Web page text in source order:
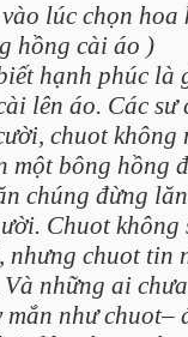
lúc chọn hoa
hồng cài áo )
hạnh phúc là
lên áo. Các sư
chuot không
một bông hồng
chúng đừng
Chuot
nhưng chuot tin
những ai
như chuot–